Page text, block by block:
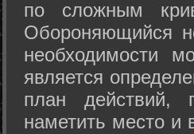
по сложным
Обороняющийся
необходимости
является
план действий,
наметить место и